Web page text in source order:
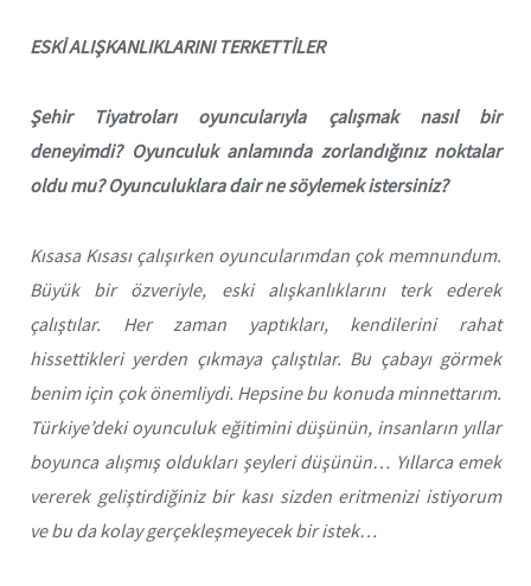
ESKİ ALIŞKANLIKLARINI TERKETTİLER
Şehir Tiyatroları oyuncularıyla çalışmak nasıl bir
deneyimdi? Oyunculuk anlamında zorlandığınız noktalar
oldu mu? Oyunculuklara dair ne söylemek istersiniz?
Kısasa Kısasıçalışırken oyuncularımdan çok memnundum.
Büyük bir özveriyle, eski alışkanlıklarını terk ederek
çalıştılar. Her zaman yaptıkları, kendilerini rahat
hissettikleri yerden çıkmaya çalıştılar. Bu çabayı görmek
benim için çok önemliydi. Hepsine bu konuda minnettarım.
Türkiye’deki oyunculuk eğitimini düşünün, insanların yıllar
boyunca alışmış oldukları şeyleri düşünün… Yıllarca emek
vererek geliştirdiğiniz bir kası sizden eritmenizi istiyorum
ve bu da kolay gerçekleşmeyecek bir istek…